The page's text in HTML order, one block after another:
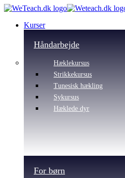
Kurser
Håndarbejde
Hæklekursus
Strikkekursus
Tunesisk hækling
Sykursus
Hæklede dyr
For børn